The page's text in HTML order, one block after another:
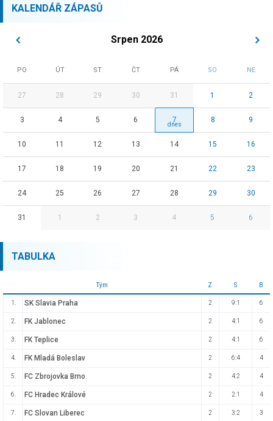
KALENDÁŘ ZÁPASŮ
Srpen 2026
PO ÚT ST ČT PÁ SO NE
27 28 29 30 31 1 2
3 4 5 6 7 8 9
10 11 12 13 14 15 16
17 18 19 20 21 22 23
24 25 26 27 28 29 30
31 1 2 3 4 5 6
TABULKA
Tým Z S B
1. SK Slavia Praha 2 9:1 6
2. FK Jablonec 2 4:1 6
3. FK Teplice 2 4:1 6
4. FK Mladá Boleslav 2 6:4 4
5. FC Zbrojovka Brno 2 4:2 4
6. FC Hradec Králové 2 2:1 4
7. FC Slovan Liberec 2 3:2 3